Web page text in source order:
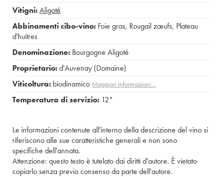
Vitigni:Aligoté
Abbinamenti cibo-vino: Foie gras, Rougail zœufs, Plateau
d'huîtres
Denominazione: Bourgogne Aligoté
Proprietario:d'Auvenay (Domaine)
Viticoltura: biodinamico Maggiori informazioni…
Temperatura di servizio: 12°
Le informazioni contenute all'interno della descrizione del vino si
riferiscono alle sue caratteristiche generali e non sono
specifiche dell'annata.
Attenzione: questo testo è tutelato dai diritti d'autore. È vietato
copiarlo senza previo consenso da parte dell'autore.